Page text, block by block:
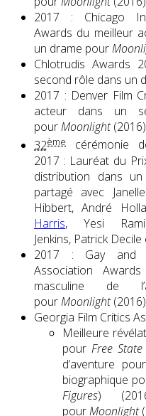
2017 : Chicago
Awards du meilleur
un drame pour
Chlotrudis Awards
second rôle dans un
2017 : Denver Film
acteur dans un
pourMoonlight
32ème
cérémonie
2017 : Lauréat du
distribution dans
partagé avec
Hibbert, André
Harris, Yesi
Jenkins, Patrick
2017 : Gay and
Association
masculine de
pourMoonlight
Georgia Film Critics
Meilleure
pour Free
d’aventure pour
biographique
Figures)
pourMoonlight